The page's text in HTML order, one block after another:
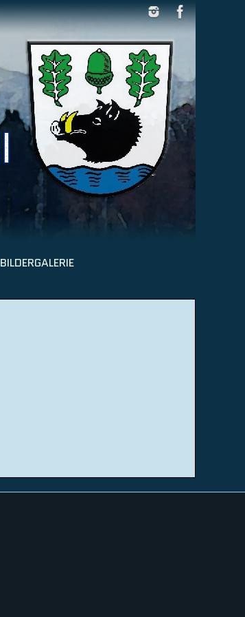
BILDERGALERIE